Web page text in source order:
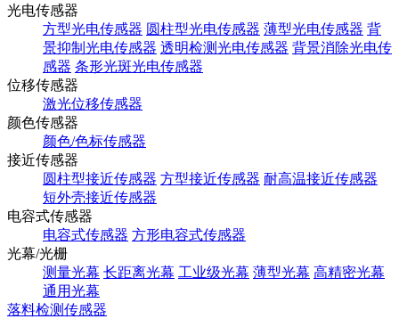
光电传感器
方型光电传感器 圆柱型光电传感器 薄型光电传感器 背
景抑制光电传感器 透明检测光电传感器 背景消除光电传
感器 条形光斑光电传感器
位移传感器
激光位移传感器
颜色传感器
颜色/色标传感器
接近传感器
圆柱型接近传感器 方型接近传感器 耐高温接近传感器
短外壳接近传感器
电容式传感器
电容式传感器 方形电容式传感器
光幕/光栅
测量光幕 长距离光幕 工业级光幕 薄型光幕 高精密光幕
通用光幕
落料检测传感器